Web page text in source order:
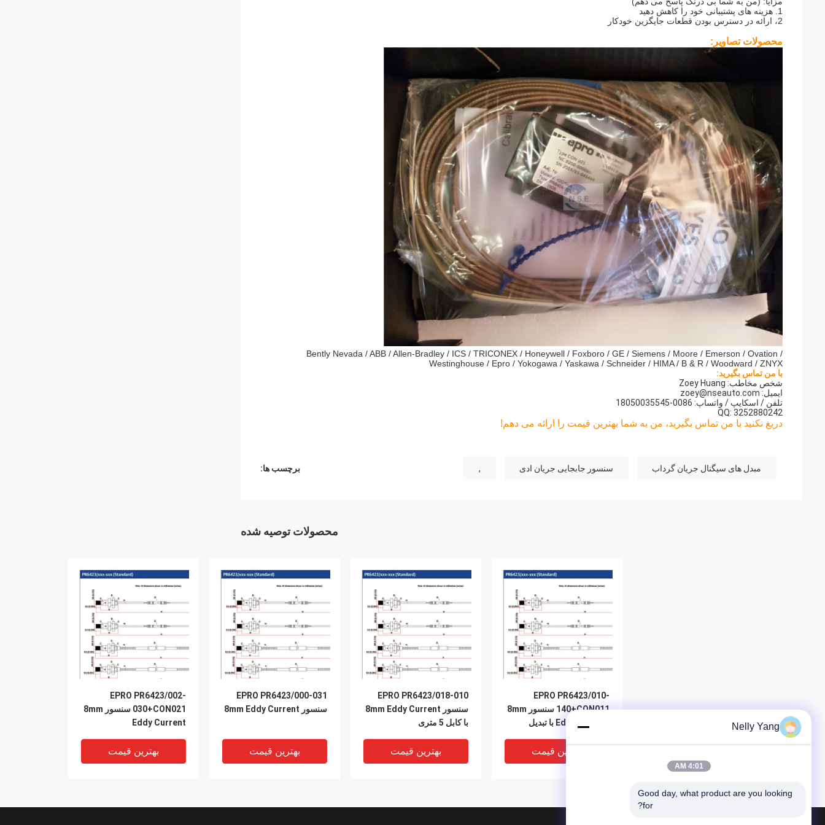
1. هزینه های پشتیبانی خود را کاهش دهید
2، ارائه در دسترس بودن قطعات جایگزین خودکار
محصولات تصاویر:
Bently Nevada / ABB / Allen-Bradley / ICS / TRICONEX / Honeywell / Foxboro / GE / Siemens / Moore / Emerson / Ovation /
Westinghouse / Epro / Yokogawa / Yaskawa / Schneider / HIMA / B & R / Woodward / ZNYX
با من تماس بگیرید:
شخص مخاطب: Zoey Huang
ایمیل: zoey@nseauto.com
تلفن / اسکایپ / واتساپ: 0086-18050035545
QQ: 3252880242
دریغ نکنید با من تماس بگیرید، من به شما بهترین قیمت را ارائه می دهم!
برچسب ها: مبدل های سیگنال جریان گرداب سنسور جابجایی جریان ادی ,
محصولات توصیه شده
EPRO PR6423/002-
030+CON021 سنسور 8mm
Eddy Current
بهترین قیمت
EPRO PR6423/000-031
سنسور 8mm Eddy Current
بهترین قیمت
EPRO PR6423/018-010
سنسور 8mm Eddy Current
با کابل 5 متری
بهترین قیمت
EPRO PR6423/010-
140+CON011 سنسور 8mm
Eddy Current با تبدیل
بهترین قیمت
Nelly Yang
4:01 AM
Good day, what product are you looking
for?